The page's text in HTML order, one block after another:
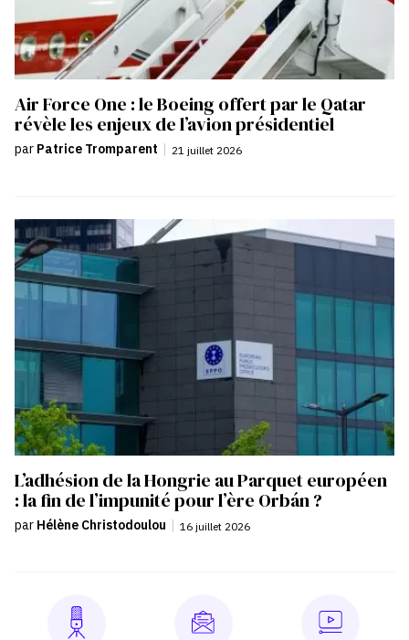
Air Force One : le Boeing offert par le Qatar
révèle les enjeux de l’avion présidentiel
par Patrice Tromparent 21 juillet 2026
L’adhésion de la Hongrie au Parquet européen
: la fin de l’impunité pour l’ère Orbán ?
par Hélène Christodoulou | 16 juillet 2026